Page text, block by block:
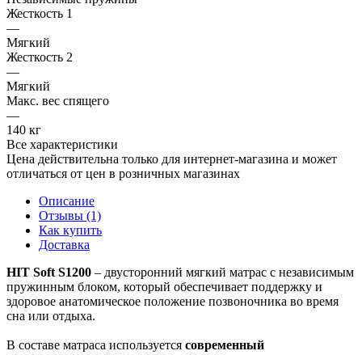
Жесткость 1
—
Мягкий
Жесткость 2
—
Мягкий
Макс. вес спящего
—
140 кг
Все характеристики
Цена действительна только для интернет-магазина и может
отличаться от цен в розничных магазинах
Описание
Отзывы (1)
Как купить
Доставка
HIT Soft S1200 – двусторонний мягкий матрас с независимым
пружинным блоком, который обеспечивает поддержку и
здоровое анатомическое положение позвоночника во время
сна или отдыха.
В составе матраса используется современный